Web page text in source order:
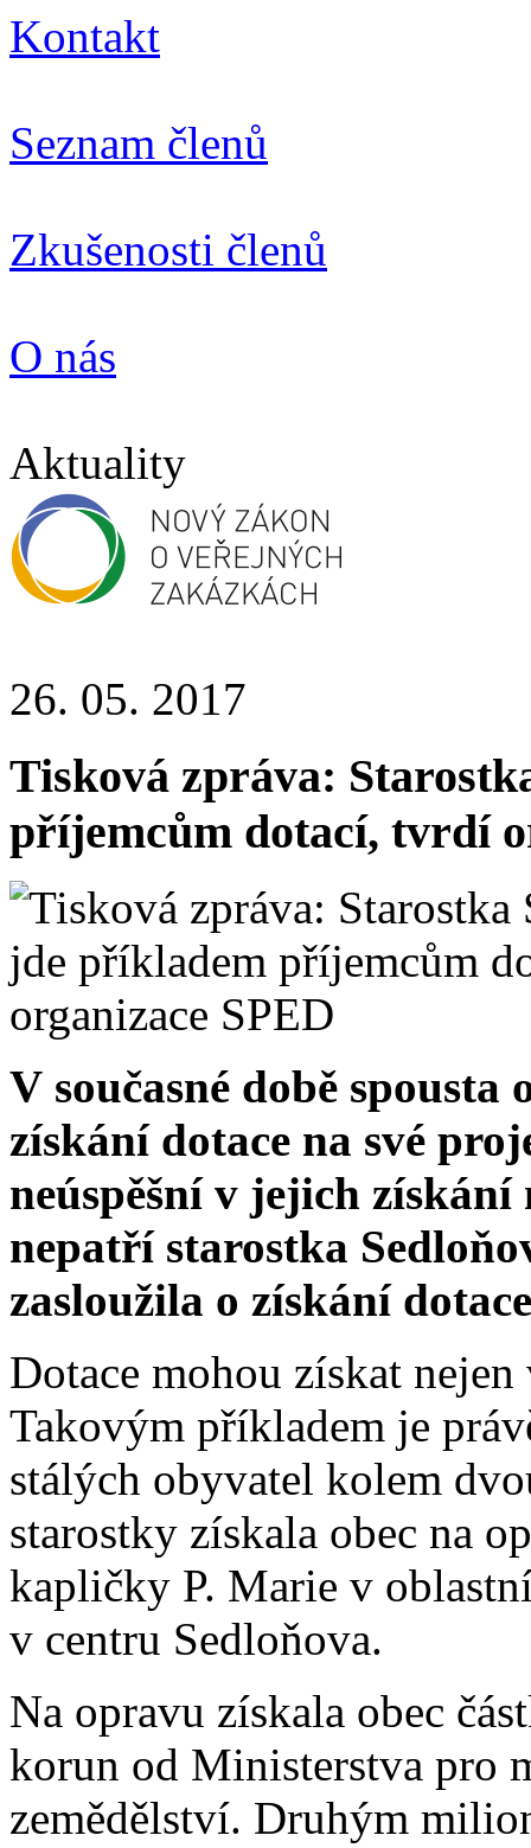
Kontakt
Seznam členů
Zkušenosti členů
O nás
Aktuality
26. 05. 2017
Tisková zpráva:
příjemcům dotací, tvrdí
V současné době
získání dotace na své
neúspěšní v jejich
nepatří starostka
zasloužila o získání
Dotace mohou získat
Takovým příkladem je
stálých obyvatel kolem
starostky získala obec na
kapličky P. Marie v
v centru Sedloňova.
Na opravu získala obec
korun od Ministerstva pro
zemědělství. Druhým